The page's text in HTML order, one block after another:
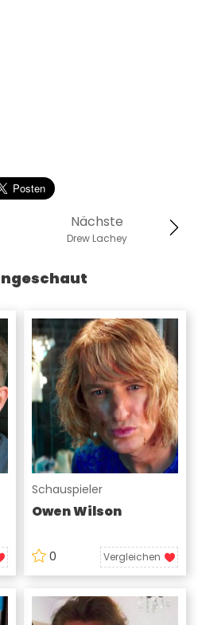
Nächste
Drew Lachey
Schauspieler
Owen Wilson
0 Vergleichen